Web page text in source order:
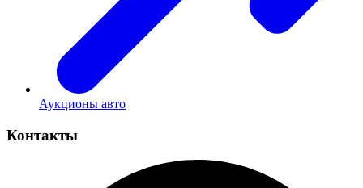
Аукционы авто
Контакты